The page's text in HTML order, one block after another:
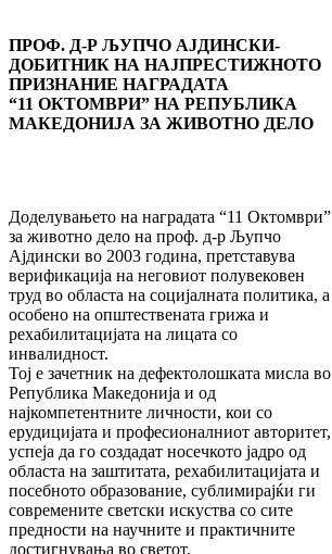
ПРОФ. Д-Р ЉУПЧО АЈДИНСКИ-
ДОБИТНИК НА НАЈПРЕСТИЖНОТО
ПРИЗНАНИЕ НАГРАДАТА
“11 ОКТОМВРИ” НА РЕПУБЛИКА
МАКЕДОНИЈА ЗА ЖИВОТНО ДЕЛО
Доделувањето на наградата “11 Октомври”
за животно дело на проф. д-р Љупчо
Ајдински во 2003 година, претставува
верификација на неговиот полувековен
труд во областа на социјалната политика, а
особено на општествената грижа и
рехабилитацијата на лицата со
инвалидност.
Тој е зачетник на дефектолошката мисла во
Република Македонија и од
најкомпетентните личности, кои со
ерудицијата и професионалниот авторитет,
успеја да го создадат носечкото јадро од
областа на заштитата, рехабилитацијата и
посебното образование, сублимирајќи ги
современите светски искуства со сите
предности на научните и практичните
достигнувања во светот.